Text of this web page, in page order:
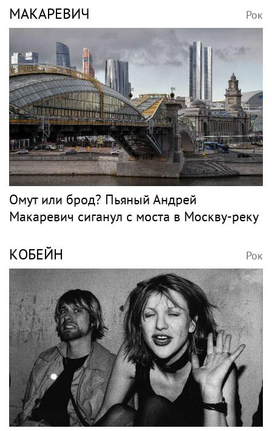
МАКАРЕВИЧ Рок
Омут или брод? Пьяный Андрей
Макаревич сиганул с моста в Москву-реку
КОБЕЙН Рок